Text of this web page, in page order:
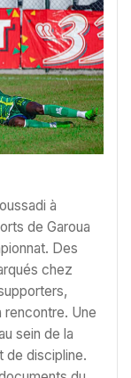
à
de Garoua
Des
chez
rencontre. Une
sein de la
de discipline.